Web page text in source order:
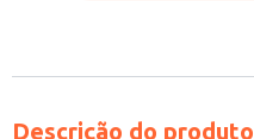
Descrição do produto